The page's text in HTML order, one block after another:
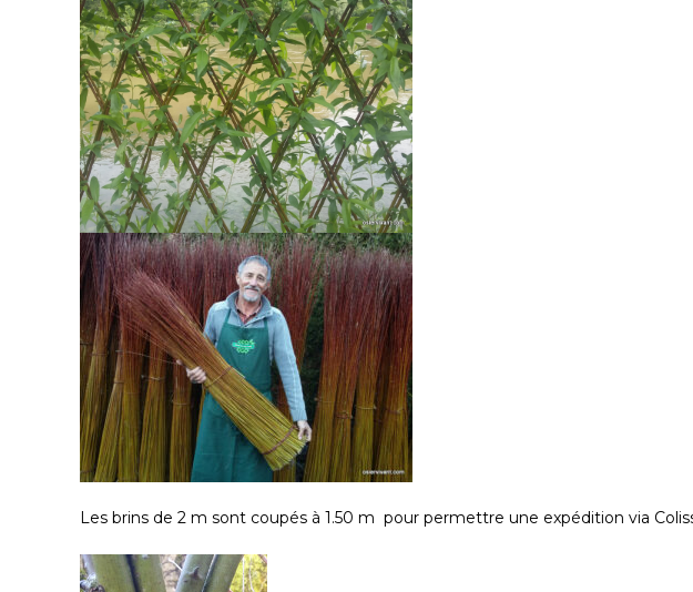
Les brins de 2 m sont coupés à 1.50 m pour permettre une expédition via